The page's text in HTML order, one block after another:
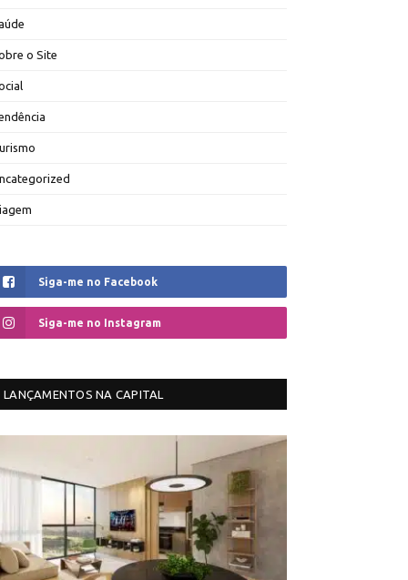
o Site
Siga-me no Facebook
Siga-me no Instagram
LANÇAMENTOS NA CAPITAL